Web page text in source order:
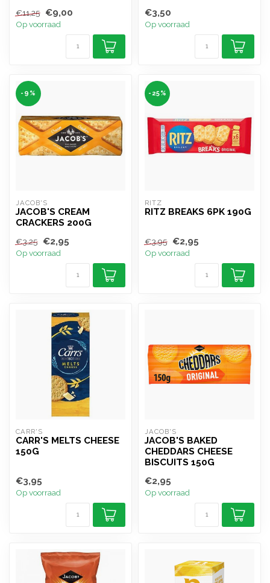
€11,25 €9,00
Op voorraad
€3,50
Op voorraad
-9%
JACOB'S
JACOB'S CREAM
CRACKERS 200G
€3,25 €2,95
Op voorraad
-25%
RITZ
RITZ BREAKS 6PK 190G
€3,95 €2,95
Op voorraad
CARR'S
CARR'S MELTS CHEESE
150G
€3,95
Op voorraad
JACOB'S
JACOB'S BAKED
CHEDDARS CHEESE
BISCUITS 150G
€2,95
Op voorraad